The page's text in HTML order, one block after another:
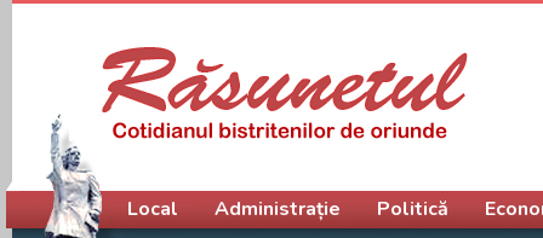
Meniu principal
Local Administrație Politică